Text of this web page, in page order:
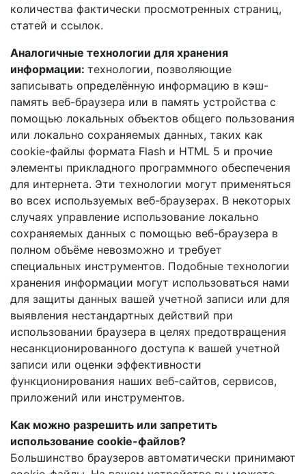
количества фактически просмотренных страниц,
статей и ссылок.
Аналогичные технологии для хранения
информации: технологии, позволяющие
записывать определённую информацию в кэш-
память веб-браузера или в память устройства с
помощью локальных объектов общего пользования
или локально сохраняемых данных, таких как
cookie-файлы формата Flash и HTML 5 и прочие
элементы прикладного программного обеспечения
для интернета. Эти технологии могут применяться
во всех используемых веб-браузерах. В некоторых
случаях управление использование локально
сохраняемых данных с помощью веб-браузера в
полном объёме невозможно и требует
специальных инструментов. Подобные технологии
хранения информации могут использоваться нами
для защиты данных вашей учетной записи или для
выявления нестандартных действий при
использовании браузера в целях предотвращения
несанкционированного доступа к вашей учетной
записи или оценки эффективности
функционирования наших веб-сайтов, сервисов,
приложений или инструментов.
Как можно разрешить или запретить
использование cookie-файлов?
Большинство браузеров автоматически принимают